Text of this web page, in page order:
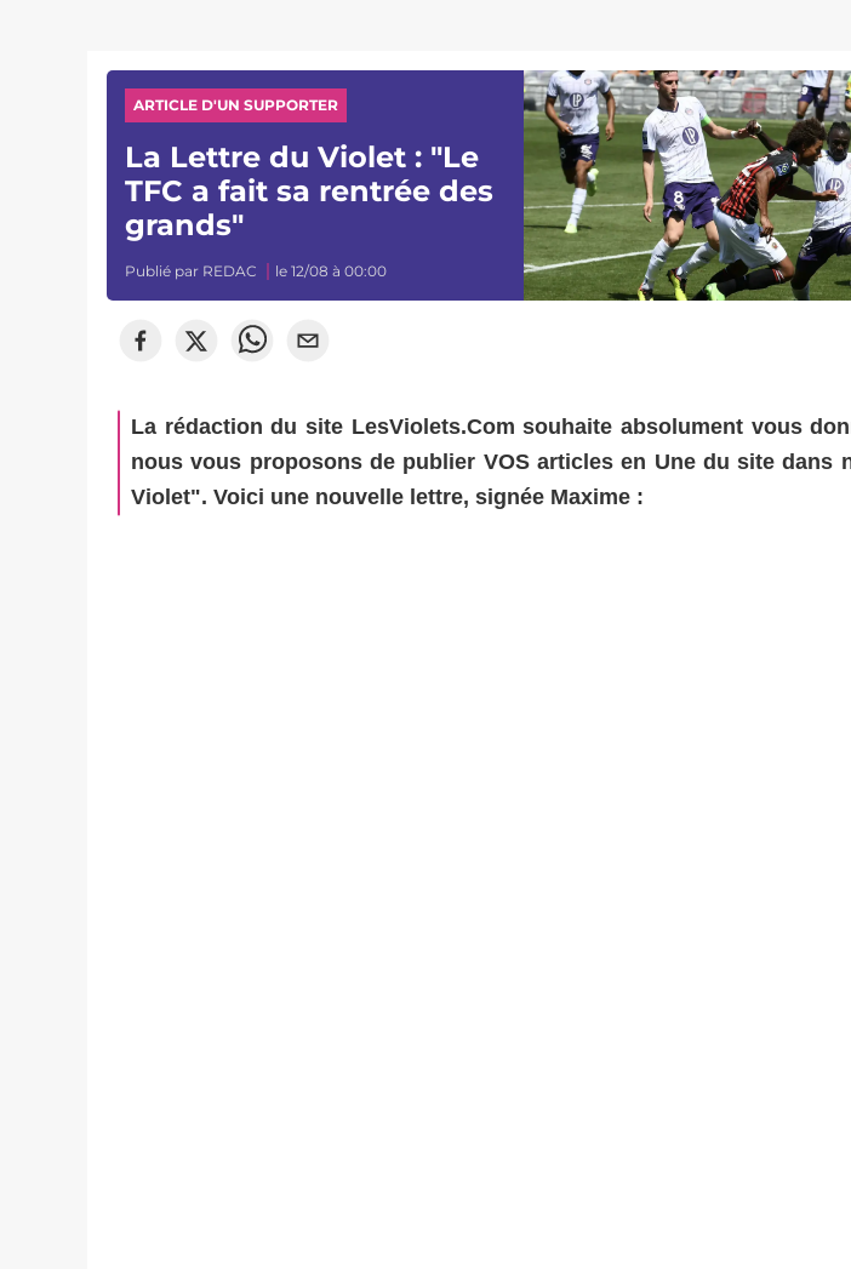
ARTICLE D'UN SUPPORTER
La Lettre du Violet : "Le
TFC a fait sa rentrée des
grands"
Publié par REDAC le 12/08 à 00:00
La rédaction du site LesViolets.Com souhaite absolument vous
nous vous proposons de publier VOS articles en Une du site dans
Violet". Voici une nouvelle lettre, signée Maxime :